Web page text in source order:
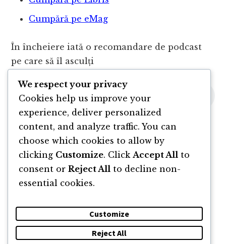
Cumpără pe eMag
În încheiere iată o recomandare de podcast
pe care să îl asculți
We respect your privacy
Cookies help us improve your
experience, deliver personalized
content, and analyze traffic. You can
choose which cookies to allow by
clicking Customize. Click Accept All to
consent or Reject All to decline non-
essential cookies.
Customize
Reject All